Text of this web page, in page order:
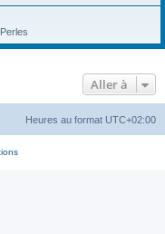
Aller à
Heures au format UTC+02:00